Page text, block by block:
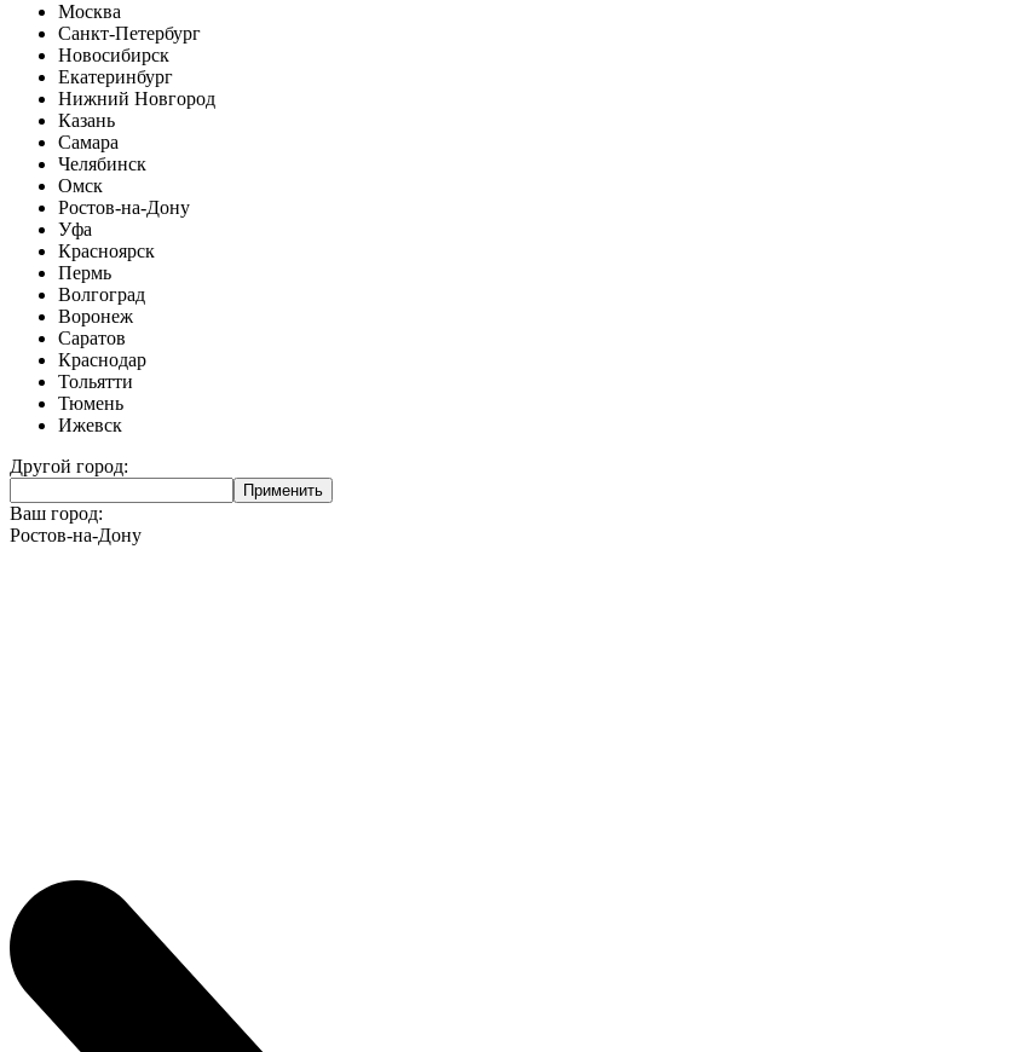
Москва
Санкт-Петербург
Новосибирск
Екатеринбург
Нижний Новгород
Казань
Самара
Челябинск
Омск
Ростов-на-Дону
Уфа
Красноярск
Пермь
Волгоград
Воронеж
Саратов
Краснодар
Тольятти
Тюмень
Ижевск
Другой город:
Ваш город:
Ростов-на-Дону